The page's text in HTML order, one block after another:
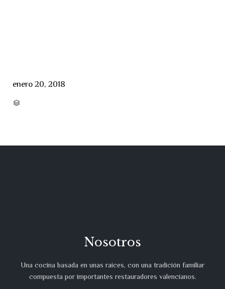
enero 20, 2018

Nosotros
Una cocina basada en unas raíces, con una tradición familiar
compuesta por importantes restauradores valencianos.